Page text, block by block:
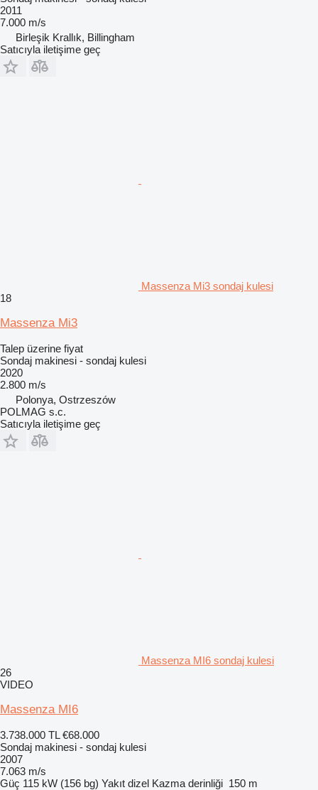
2011
7.000 m/s
Birleşik Krallık, Billingham
Satıcıyla iletişime geç
Massenza Mi3 sondaj kulesi
18
Massenza Mi3
Talep üzerine fiyat
Sondaj makinesi - sondaj kulesi
2020
2.800 m/s
Polonya, Ostrzeszów
POLMAG s.c.
Satıcıyla iletişime geç
Massenza MI6 sondaj kulesi
26
VIDEO
Massenza MI6
3.738.000 TL €68.000
Sondaj makinesi - sondaj kulesi
2007
7.063 m/s
Güç 115 kW (156 bg) Yakıt dizel Kazma derinliği 150 m